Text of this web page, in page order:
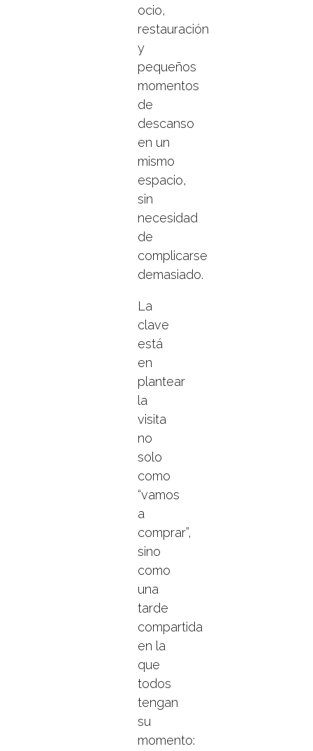
ocio,
restauración
y
pequeños
momentos
de
descanso
en un
mismo
espacio,
sin
necesidad
de
complicarse
demasiado.
La
clave
está
en
plantear
la
visita
no
solo
como
“vamos
a
comprar”,
sino
como
una
tarde
compartida
en la
que
todos
tengan
su
momento: